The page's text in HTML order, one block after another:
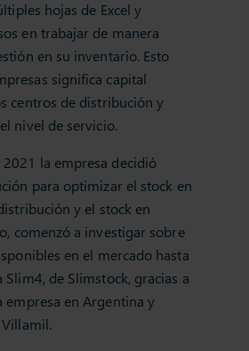
hojas de Excel y
en trabajar de manera
en su inventario. Esto
significa capital
centros de distribución y
nivel de servicio.
la empresa decidió
para optimizar el stock en
y el stock en
comenzó a investigar sobre
en el mercado hasta
Slim4, de Slimstock, gracias a
empresa en Argentina y